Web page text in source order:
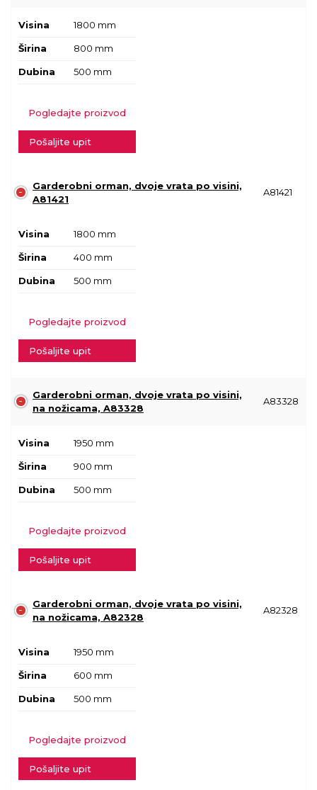
Visina 1800 mm
Širina 800 mm
Dubina 500 mm
Pogledajte proizvod
Pošaljite upit
Garderobni orman, dvoje vrata po visini,
A81421
A81421
Visina 1800 mm
Širina 400 mm
Dubina 500 mm
Pogledajte proizvod
Pošaljite upit
Garderobni orman, dvoje vrata po visini,
na nožicama, A83328
A83328
Visina 1950 mm
Širina 900 mm
Dubina 500 mm
Pogledajte proizvod
Pošaljite upit
Garderobni orman, dvoje vrata po visini,
na nožicama, A82328
A82328
Visina 1950 mm
Širina 600 mm
Dubina 500 mm
Pogledajte proizvod
Pošaljite upit